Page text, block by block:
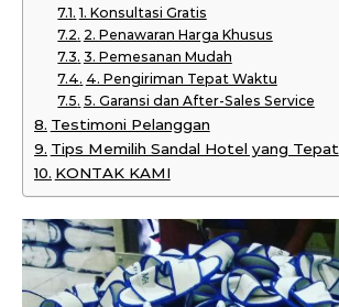
1. Konsultasi Gratis
2. Penawaran Harga Khusus
3. Pemesanan Mudah
4. Pengiriman Tepat Waktu
5. Garansi dan After-Sales Service
Testimoni Pelanggan
Tips Memilih Sandal Hotel yang Tepat
KONTAK KAMI